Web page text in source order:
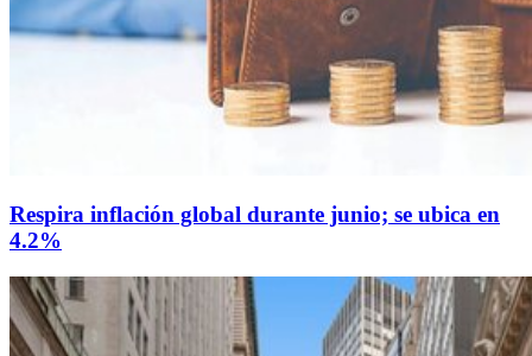
Respira inflación global durante junio; se ubica en
4.2%